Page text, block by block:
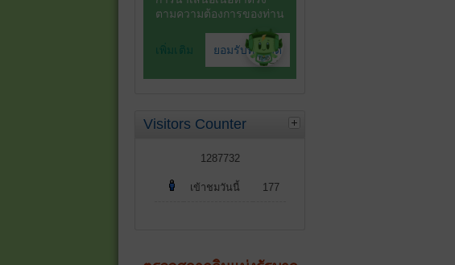
Visitors Counter
1287732
เข้าชมวันนี้ 177